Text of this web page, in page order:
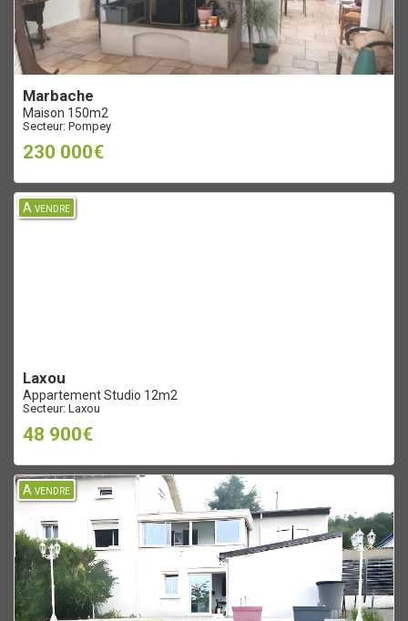
marbache
Maison 150m2
Secteur: Pompey
230 000€
A vendre
laxou
Appartement Studio 12m2
Secteur: Laxou
48 900€
A vendre